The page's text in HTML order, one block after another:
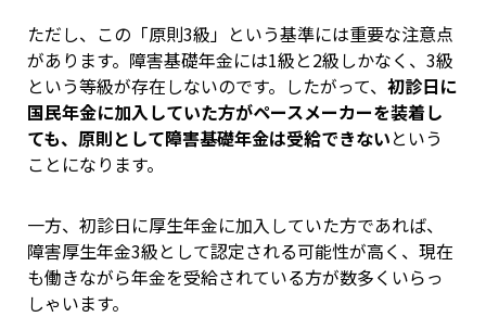
ただし、この「原則3級」という基準には重要な注意点
があります。障害基礎年金には1級と2級しかなく、3級
という等級が存在しないのです。したがって、 初診日に
国民年金に加入していた方がペースメーカーを装着し
ても、原則として障害基礎年金は受給できないという
ことになります。
一方、初診日に厚生年金に加入していた方であれば、
障害厚生年金3級として認定される可能性が高く、現在
も働きながら年金を受給されている方が数多くいらっ
しゃいます。